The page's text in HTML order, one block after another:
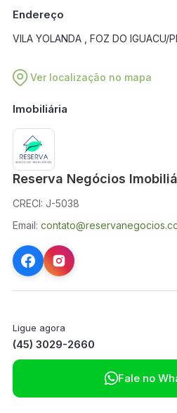
Endereço
VILA YOLANDA , FOZ DO IGUACU/
Ver localização no mapa
Imobiliária
Reserva Negócios
CRECI: J-5038
Email:
Ligue agora
(45) 3029-2660
Fale no